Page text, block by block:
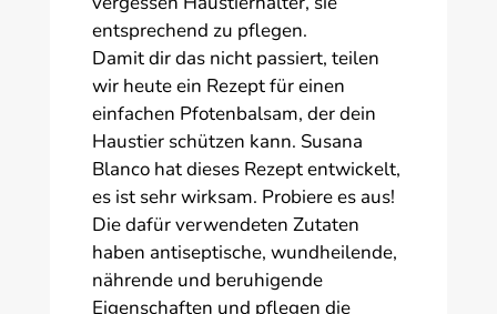
entsprechend zu pflegen.
Damit dir das nicht passiert, teilen
wir heute ein Rezept für einen
einfachen Pfotenbalsam, der dein
Haustier schützen kann. Susana
Blanco hat dieses Rezept entwickelt,
es ist sehr wirksam. Probiere es aus!
Die dafür verwendeten Zutaten
haben antiseptische, wundheilende,
nährende und beruhigende
Eigenschaften und pflegen die